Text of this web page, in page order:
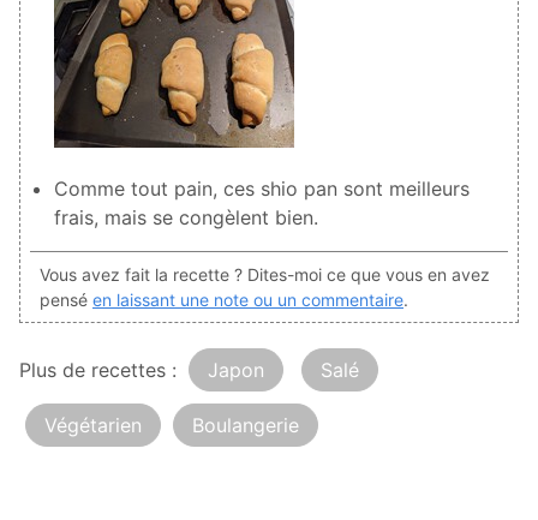
Comme tout pain, ces shio pan sont meilleurs
frais, mais se congèlent bien.
Vous avez fait la recette ? Dites-moi ce que vous en avez
pensé en laissant une note ou un commentaire.
Plus de recettes : Japon Salé
Végétarien Boulangerie